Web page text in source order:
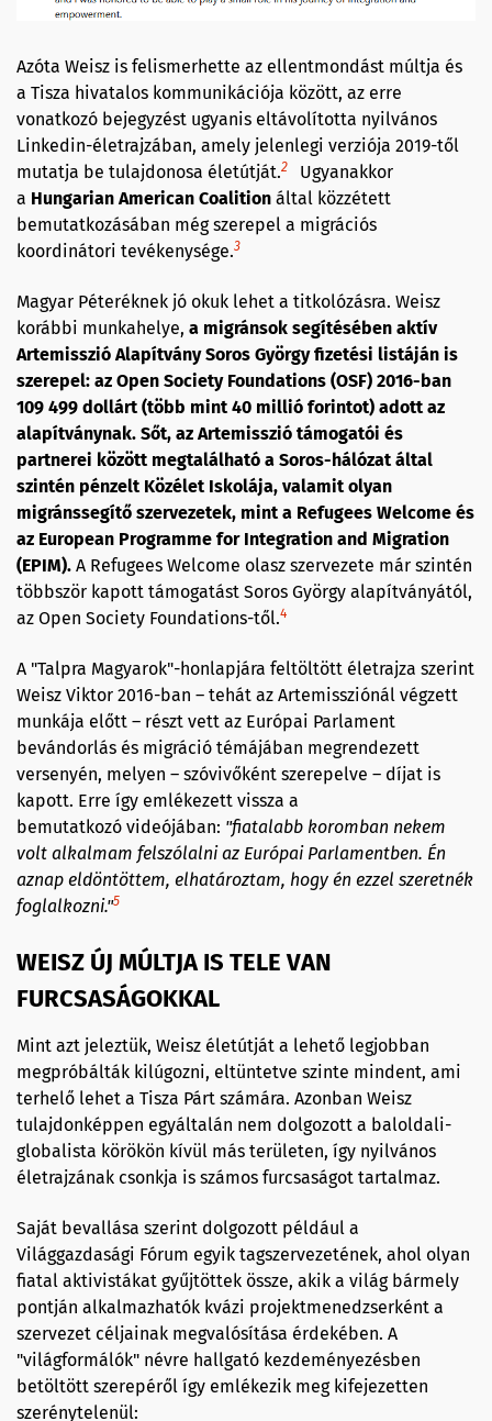
Azóta Weisz is felismerhette az ellentmondást múltja és
a Tisza hivatalos kommunikációja között, az erre
vonatkozó bejegyzést ugyanis eltávolította nyilvános
Linkedin-életrajzában, amely jelenlegi verziója 2019-től
mutatja be tulajdonosa életútját.2
Ugyanakkor
a Hungarian American Coalition által közzétett
bemutatkozásában még szerepel a migrációs
koordinátori tevékenysége.3
Magyar Péteréknek jó okuk lehet a titkolózásra. Weisz
korábbi munkahelye, a migránsok segítésében aktív
Artemisszió Alapítvány Soros György fizetési listáján is
szerepel: az Open Society Foundations (OSF) 2016-ban
109 499 dollárt (több mint 40 millió forintot) adott az
alapítványnak. Sőt, az Artemisszió támogatói és
partnerei között megtalálható a Soros-hálózat által
szintén pénzelt Közélet Iskolája, valamit olyan
migránssegítő szervezetek, mint a Refugees Welcome és
az European Programme for Integration and Migration
(EPIM). A Refugees Welcome olasz szervezete már szintén
többször kapott támogatást Soros György alapítványától,
az Open Society Foundations-től.4
A "Talpra Magyarok"-honlapjára feltöltött életrajza szerint
Weisz Viktor 2016-ban – tehát az Artemissziónál végzett
munkája előtt – részt vett az Európai Parlament
bevándorlás és migráció témájában megrendezett
versenyén, melyen – szóvivőként szerepelve – díjat is
kapott. Erre így emlékezett vissza a
bemutatkozó videójában: "fiatalabb koromban nekem
volt alkalmam felszólalni az Európai Parlamentben. Én
aznap eldöntöttem, elhatároztam, hogy én ezzel szeretnék
foglalkozni."5
WEISZ ÚJ MÚLTJA IS TELE VAN
FURCSASÁGOKKAL
Mint azt jeleztük, Weisz életútját a lehető legjobban
megpróbálták kilúgozni, eltüntetve szinte mindent, ami
terhelő lehet a Tisza Párt számára. Azonban Weisz
tulajdonképpen egyáltalán nem dolgozott a baloldali-
globalista körökön kívül más területen, így nyilvános
életrajzának csonkja is számos furcsaságot tartalmaz.
Saját bevallása szerint dolgozott például a
Világgazdasági Fórum egyik tagszervezetének, ahol olyan
fiatal aktivistákat gyűjtöttek össze, akik a világ bármely
pontján alkalmazhatók kvázi projektmenedzserként a
szervezet céljainak megvalósítása érdekében. A
"világformálók" névre hallgató kezdeményezésben
betöltött szerepéről így emlékezik meg kifejezetten
szerénytelenül: